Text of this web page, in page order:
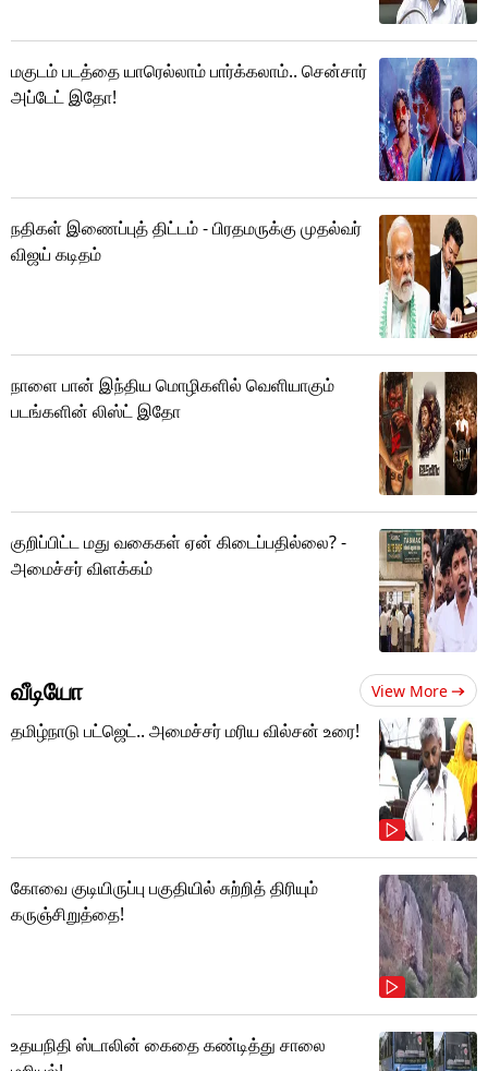
மகுடம் படத்தை யாரெல்லாம் பார்க்கலாம்.. சென்சார்
அப்டேட் இதோ!
நதிகள் இணைப்புத் திட்டம் - பிரதமருக்கு முதல்வர்
விஜய் கடிதம்
நாளை பான் இந்திய மொழிகளில் வெளியாகும்
படங்களின் லிஸ்ட் இதோ
குறிப்பிட்ட மது வகைகள் ஏன் கிடைப்பதில்லை? -
அமைச்சர் விளக்கம்
வீடியோ View More
தமிழ்நாடு பட்ஜெட்.. அமைச்சர் மரிய வில்சன் உரை!
கோவை குடியிருப்பு பகுதியில் சுற்றித் திரியும்
கருஞ்சிறுத்தை!
உதயநிதி ஸ்டாலின் கைதை கண்டித்து சாலை